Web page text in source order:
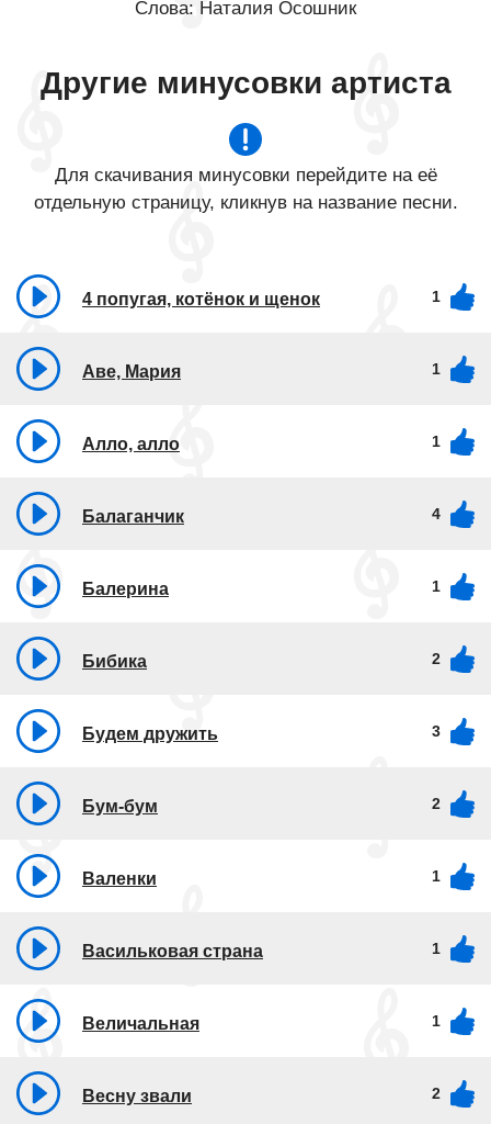
Слова: Наталия Осошник
Другие минусовки артиста
Для скачивания минусовки перейдите на её
отдельную страницу, кликнув на название песни.
4 попугая, котёнок и щенок 1
Аве, Мария 1
Алло, алло 1
Балаганчик 4
Балерина 1
Бибика 2
Будем дружить 3
Бум-бум 2
Валенки 1
Васильковая страна 1
Величальная 1
Весну звали 2